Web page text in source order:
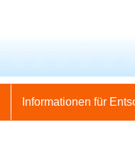
Informationen für